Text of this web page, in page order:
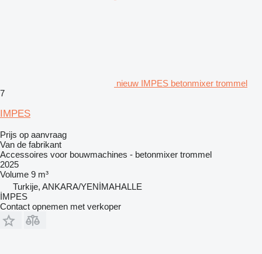
nieuw IMPES betonmixer trommel
7
IMPES
Prijs op aanvraag
Van de fabrikant
Accessoires voor bouwmachines - betonmixer trommel
2025
Volume 9 m³
Turkije, ANKARA/YENİMAHALLE
İMPES
Contact opnemen met verkoper